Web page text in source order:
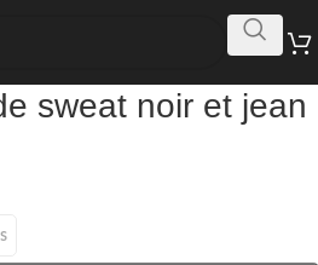
sweat noir et jean